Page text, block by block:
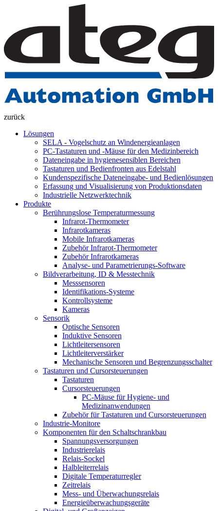
zurück
Lösungen
SELA - Vogelschutz an Windenergieanlagen
PC-Tastaturen und -Mäuse für den Medizinbereich
Dateneingabe in hygienesensiblen Bereichen
Tastaturen und Bedienfronten aus Edelstahl
Kundenspezifische Dateneingabe- und Bedienlösungen
Erfassung und Visualisierung von Produktionsdaten
Industrielle Netzwerktechnik
Produkte
Berührungslose Temperaturmessung
Infrarot-Thermometer
Infrarotkameras
Mobile Infrarotkameras
Zubehör Infrarot-Thermometer
Zubehör Infrarotkameras
Analyse- und Parametrierungs-Software
Bildverarbeitung, ID & Messtechnik
Messsensoren
Identifikations-Systeme
Kontrollsysteme
Kameras
Sensorik
Optische Sensoren
Induktive Sensoren
Lichtleitersensoren
Lichtleiterverstärker
Mechanische Sensoren und Begrenzungsschalter
Tastaturen und Cursorsteuerungen
Tastaturen
Cursorsteuerungen
PC-Mäuse für Hygiene- und
Medizinanwendungen
Zubehör für Tastaturen und Cursorsteuerungen
Industrie-Monitore
Komponenten für den Schaltschrankbau
Spannungsversorgungen
Industrierelais
Relais-Sockel
Halbleiterrelais
Digitale Temperaturregler
Zeitrelais
Mess- und Überwachungsrelais
Energieüberwachungsgeräte